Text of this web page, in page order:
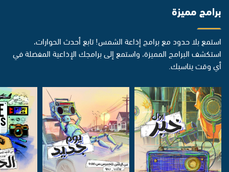
برامج مميزة
استمع بلا حدود مع برامج إذاعة الشمس! تابع أحدث الحوارات،
استكشف البرامج المميزة، واستمع إلى برامجك الإذاعية المفضلة في
أي وقت يناسبك.